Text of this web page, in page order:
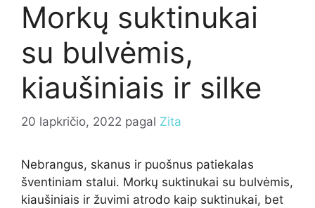
Morkų suktinukai
su bulvėmis,
kiaušiniais ir silke
20 lapkričio, 2022 pagal Zita
Nebrangus, skanus ir puošnus patiekalas
šventiniam stalui. Morkų suktinukai su bulvėmis,
kiaušiniais ir žuvimi atrodo kaip suktinukai, bet